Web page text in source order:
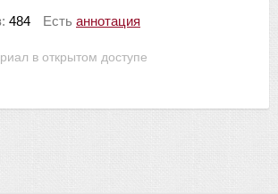
в открытом доступе
484 Есть аннотация